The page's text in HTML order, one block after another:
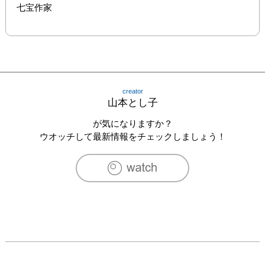
七宝作家
creator
山本とし子
が気になりますか？
ウオッチして最新情報をチェックしましょう！